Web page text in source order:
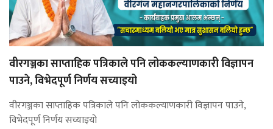
वीरगञ्जका साप्ताहिक पत्रिकाले पनि लोककल्याणकारी विज्ञापन
पाउने, विभेदपूर्ण निर्णय सच्याइयो
वीरगञ्जका साप्ताहिक पत्रिकाले पनि लोककल्याणकारी विज्ञापन पाउने,
विभेदपूर्ण निर्णय सच्याइयो